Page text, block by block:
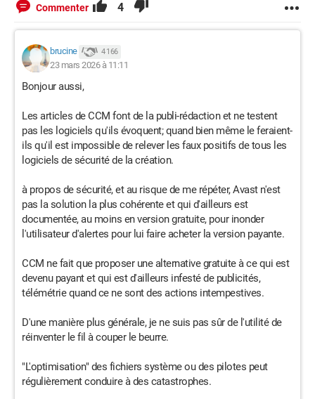
Commenter 4
brucine 4 166
23 mars 2026 à 11:11
Bonjour aussi,
Les articles de CCM font de la publi-rédaction et ne testent
pas les logiciels qu'ils évoquent; quand bien même le feraient-
ils qu'il est impossible de relever les faux positifs de tous les
logiciels de sécurité de la création.
à propos de sécurité, et au risque de me répéter, Avast n'est
pas la solution la plus cohérente et qui d'ailleurs est
documentée, au moins en version gratuite, pour inonder
l'utilisateur d'alertes pour lui faire acheter la version payante.
CCM ne fait que proposer une alternative gratuite à ce qui est
devenu payant et qui est d'ailleurs infesté de publicités,
télémétrie quand ce ne sont des actions intempestives.
D'une manière plus générale, je ne suis pas sûr de l'utilité de
réinventer le fil à couper le beurre.
"L'optimisation" des fichiers système ou des pilotes peut
régulièrement conduire à des catastrophes.